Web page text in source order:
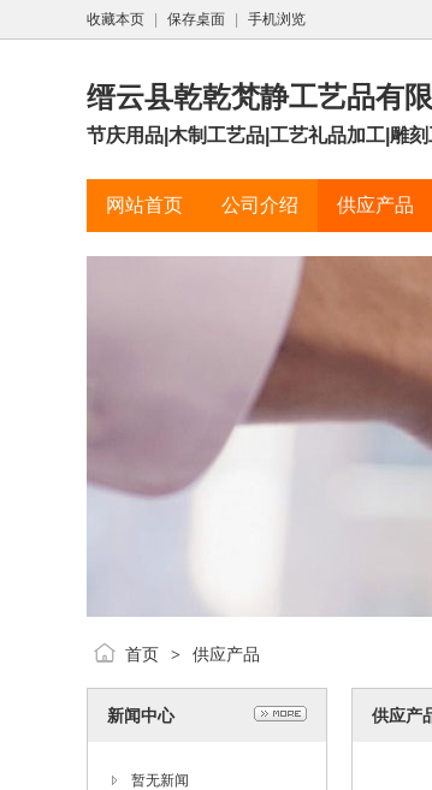
收藏本页 保存桌面 手机浏览
缙云县乾乾梵静工艺品有
节庆用品|木制工艺品|工艺礼品加工|雕
网站首页 公司介绍 供应产品
首页 > 供应产品
新闻中心
暂无新闻
供应产